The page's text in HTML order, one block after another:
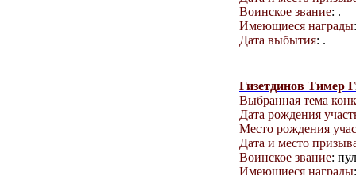
Воинское звание: .
Имеющиеся награды
Дата выбытия: .
Гизетдинов Тимер
Выбранная тема
Дата рождения
Место рождения
Дата и место
Воинское звание:
Имеющиеся награды